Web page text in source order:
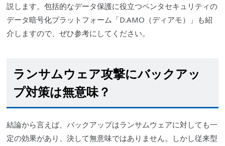
説します。包括的なデータ保護に役立つペンタセキュリティの
データ暗号化プラットフォーム「D.AMO（ディアモ）」も紹
介しますので、ぜひ参考にしてください。
ランサムウェア攻撃にバックアッ
プ対策は無意味？
結論から言えば、バックアップはランサムウェアに対しても一
定の効果があり、決して無意味ではありません。しかし従来型